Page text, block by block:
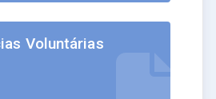
Voluntárias